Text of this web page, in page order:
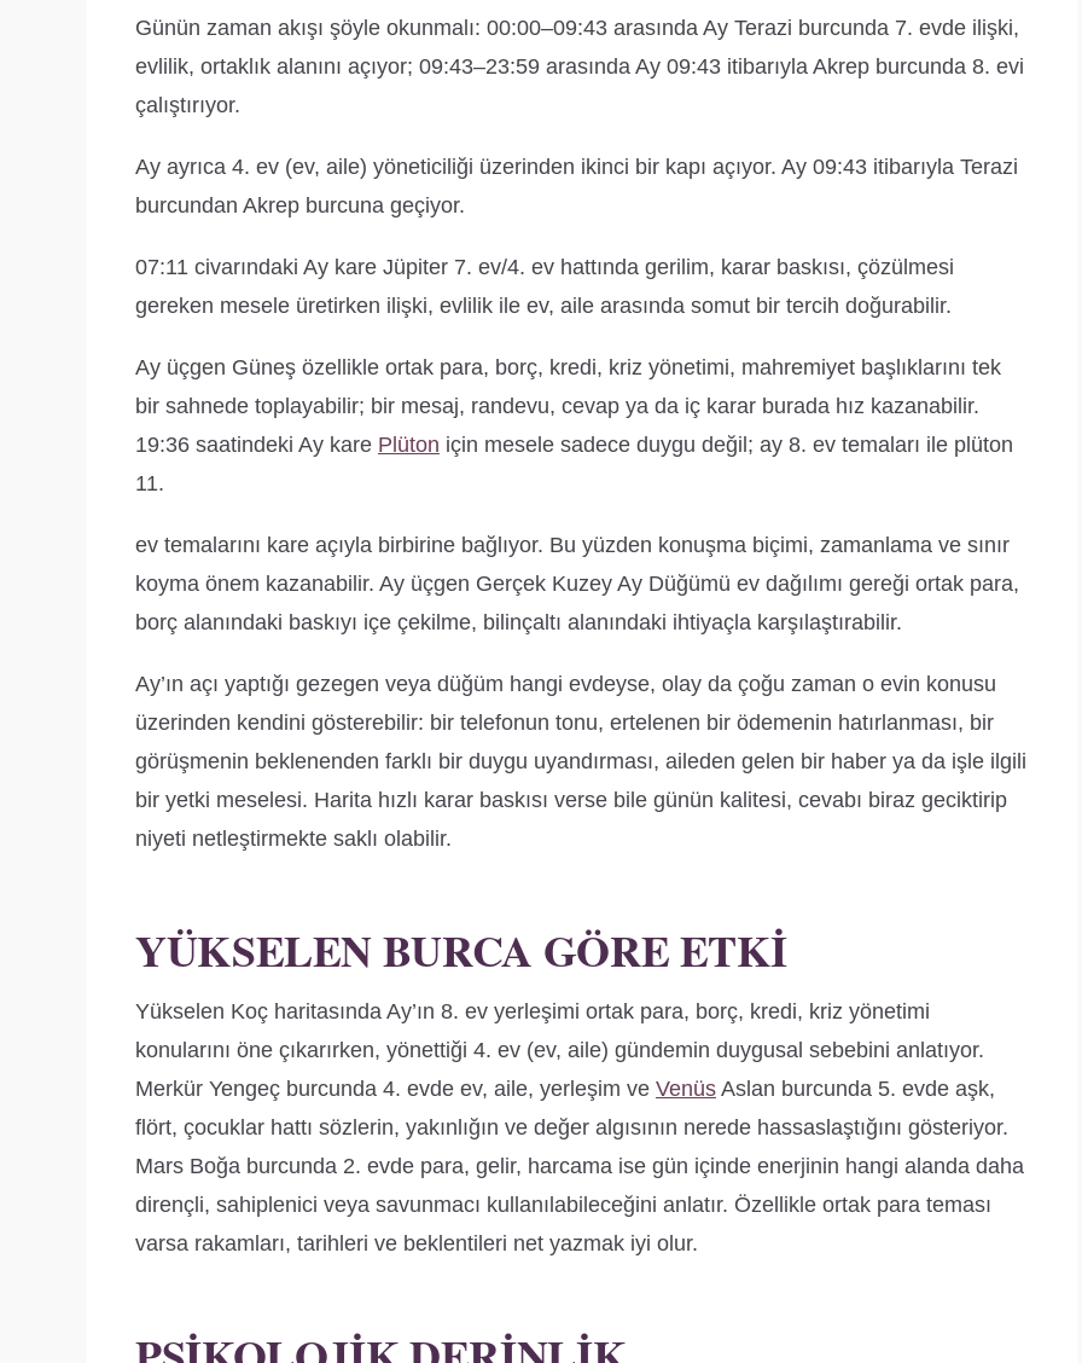
Günün zaman akışı şöyle okunmalı: 00:00–09:43 arasında Ay Terazi burcunda 7. evde ilişki,
evlilik, ortaklık alanını açıyor; 09:43–23:59 arasında Ay 09:43 itibarıyla Akrep burcunda 8. evi
çalıştırıyor.
Ay ayrıca 4. ev (ev, aile) yöneticiliği üzerinden ikinci bir kapı açıyor. Ay 09:43 itibarıyla Terazi
burcundan Akrep burcuna geçiyor.
07:11 civarındaki Ay kare Jüpiter 7. ev/4. ev hattında gerilim, karar baskısı, çözülmesi
gereken mesele üretirken ilişki, evlilik ile ev, aile arasında somut bir tercih doğurabilir.
Ay üçgen Güneş özellikle ortak para, borç, kredi, kriz yönetimi, mahremiyet başlıklarını tek
bir sahnede toplayabilir; bir mesaj, randevu, cevap ya da iç karar burada hız kazanabilir.
19:36 saatindeki Ay kare Plüton için mesele sadece duygu değil; ay 8. ev temaları ile plüton
11.
ev temalarını kare açıyla birbirine bağlıyor. Bu yüzden konuşma biçimi, zamanlama ve sınır
koyma önem kazanabilir. Ay üçgen Gerçek Kuzey Ay Düğümü ev dağılımı gereği ortak para,
borç alanındaki baskıyı içe çekilme, bilinçaltı alanındaki ihtiyaçla karşılaştırabilir.
Ay’ın açı yaptığı gezegen veya düğüm hangi evdeyse, olay da çoğu zaman o evin konusu
üzerinden kendini gösterebilir: bir telefonun tonu, ertelenen bir ödemenin hatırlanması, bir
görüşmenin beklenenden farklı bir duygu uyandırması, aileden gelen bir haber ya da işle ilgili
bir yetki meselesi. Harita hızlı karar baskısı verse bile günün kalitesi, cevabı biraz geciktirip
niyeti netleştirmekte saklı olabilir.
YÜKSELEN BURCA GÖRE ETKI
Yükselen Koç haritasında Ay’ın 8. ev yerleşimi ortak para, borç, kredi, kriz yönetimi
konularını öne çıkarırken, yönettiği 4. ev (ev, aile) gündemin duygusal sebebini anlatıyor.
Merkür Yengeç burcunda 4. evde ev, aile, yerleşim ve Venüs Aslan burcunda 5. evde aşk,
flört, çocuklar hattı sözlerin, yakınlığın ve değer algısının nerede hassaslaştığını gösteriyor.
Mars Boğa burcunda 2. evde para, gelir, harcama ise gün içinde enerjinin hangi alanda daha
dirençli, sahiplenici veya savunmacı kullanılabileceğini anlatır. Özellikle ortak para teması
varsa rakamları, tarihleri ve beklentileri net yazmak iyi olur.